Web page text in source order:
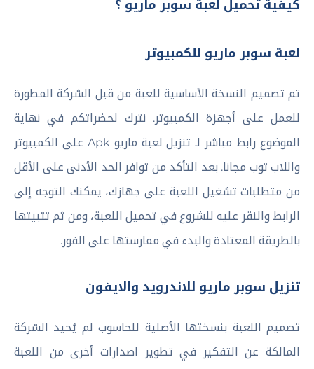
كيفية تحميل لعبة سوبر ماريو ؟
لعبة سوبر ماريو للكمبيوتر
تم تصميم النسخة الأساسية للعبة من قبل الشركة المطورة
للعمل على أجهزة الكمبيوتر. نترك لحضراتكم في نهاية
الموضوع رابط مباشر لـ تنزيل لعبة ماريو Apk على الكمبيوتر
واللاب توب مجانا. بعد التأكد من توافر الحد الأدنى على الأقل
من متطلبات تشغيل اللعبة على جهازك، يمكنك التوجه إلى
الرابط والنقر عليه للشروع في تحميل اللعبة، ومن ثم تثبيتها
بالطريقة المعتادة والبدء في ممارستها على الفور.
تنزيل سوبر ماريو للاندرويد والايفون
تصميم اللعبة بنسختها الأصلية للحاسوب لم يُحيد الشركة
المالكة عن التفكير في تطوير اصدارات أخرى من اللعبة